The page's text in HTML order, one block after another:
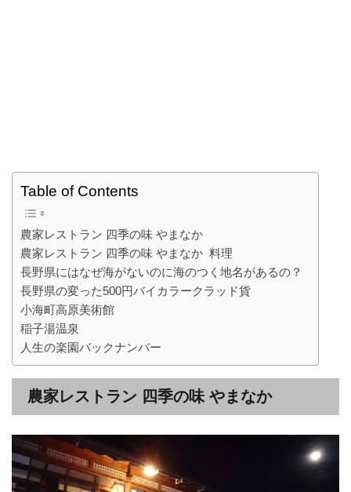
Table of Contents
農家レストラン 四季の味 やまなか
農家レストラン 四季の味 やまなか 料理
長野県にはなぜ海がないのに海のつく地名があるの？
長野県の変った500円バイカラークラッド貨
小海町高原美術館
稲子湯温泉
人生の楽園バックナンバー
農家レストラン 四季の味 やまなか